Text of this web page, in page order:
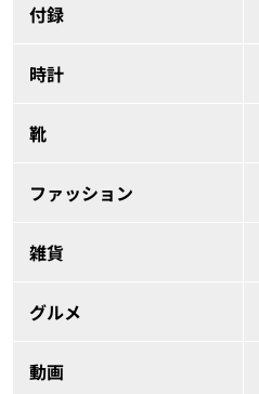
付録
時計
靴
ファッション
雑貨
グルメ
動画